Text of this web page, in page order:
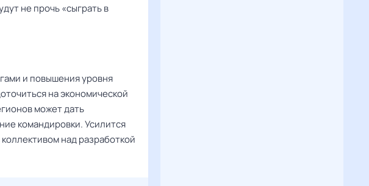
не прочь «сыграть в
и повышения уровня
на экономической
может дать
командировки. Усилится
над разработкой